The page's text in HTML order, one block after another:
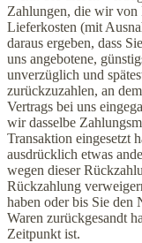
Zahlungen, die wir von
Lieferkosten (mit
daraus ergeben, dass
uns angebotene,
unverzüglich und
zurückzuzahlen, an
Vertrags bei uns
wir dasselbe
Transaktion eingesetzt
ausdrücklich etwas
wegen dieser
Rückzahlung
haben oder bis Sie den
Waren zurückgesandt
Zeitpunkt ist.